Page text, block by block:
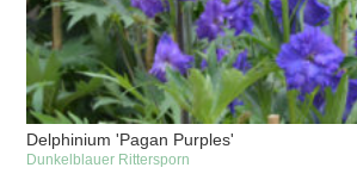
Delphinium 'Pagan Purples'
Dunkelblauer Rittersporn